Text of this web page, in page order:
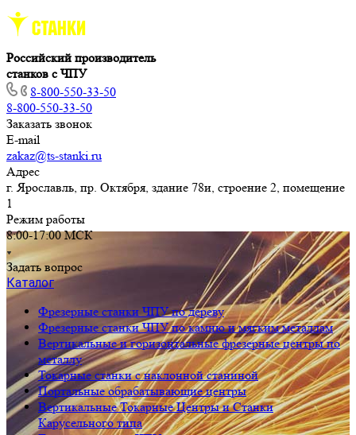
Российский производитель
станков с ЧПУ
8-800-550-33-50
8-800-550-33-50
Заказать звонок
E-mail
zakaz@ts-stanki.ru
Адрес
г. Ярославль, пр. Октября, здание 78и, строение 2, помещение
1
Режим работы
8:00-17:00 МСК
Задать вопрос
Каталог
Фрезерные станки ЧПУ по дереву
Фрезерные станки ЧПУ по камню и мягким металлам
Вертикальные и горизонтальные фрезерные центры по
металлу
Токарные станки с наклонной станиной
Портальные обрабатывающие центры
Вертикальные Токарные Центры и Станки
Карусельного типа